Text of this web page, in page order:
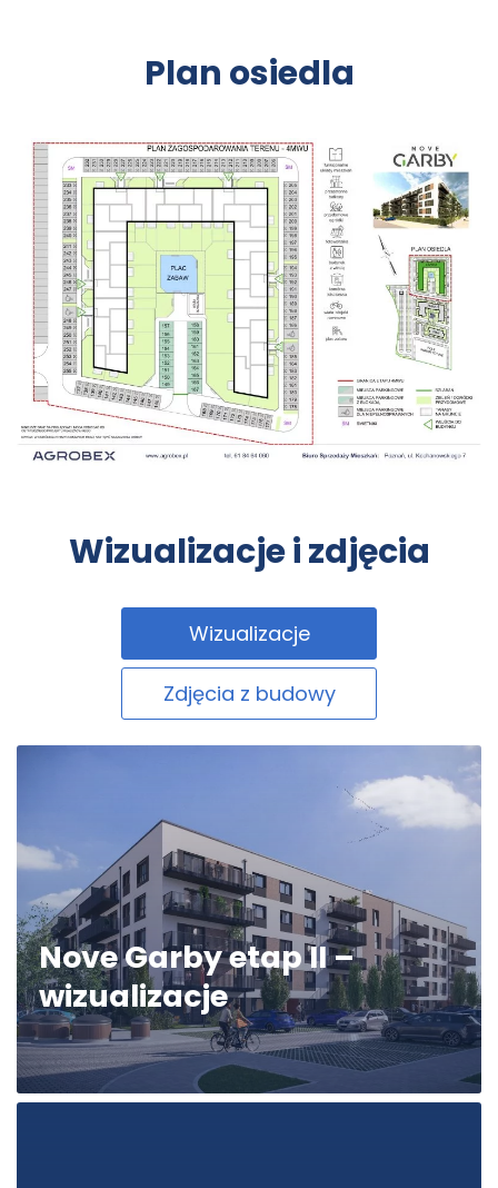
Plan osiedla
Wizualizacje i zdjęcia
Wizualizacje
Zdjęcia z budowy
Nove Garby etap II –
wizualizacje